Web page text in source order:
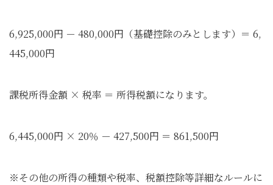
6,925,000円 － 480,000円（基礎控除のみとします）＝ 6,
445,000円
課税所得金額 × 税率 ＝ 所得税額になります。
6,445,000円 × 20％ － 427,500円 ＝ 861,500円
※その他の所得の種類や税率、税額控除等詳細なルールに